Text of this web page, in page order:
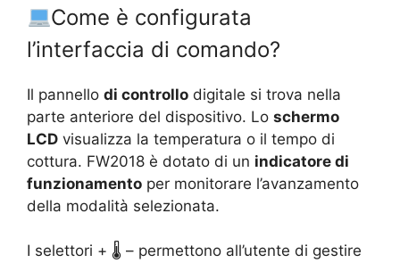
Come è configurata
l’interfaccia di comando?
Il pannello di controllo digitale si trova nella
parte anteriore del dispositivo. Lo schermo
LCD visualizza la temperatura o il tempo di
cottura. FW2018 è dotato di un indicatore di
funzionamento per monitorare l’avanzamento
della modalità selezionata.
I selettori + 🌡 – permettono all’utente di gestire